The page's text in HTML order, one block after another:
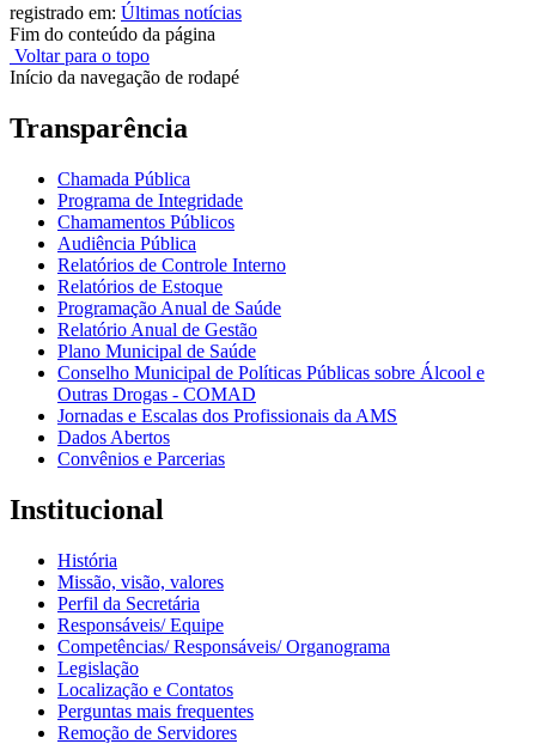
registrado em: Últimas notícias
Fim do conteúdo da página
Voltar para o topo
Início da navegação de rodapé
Transparência
Chamada Pública
Programa de Integridade
Chamamentos Públicos
Audiência Pública
Relatórios de Controle Interno
Relatórios de Estoque
Programação Anual de Saúde
Relatório Anual de Gestão
Plano Municipal de Saúde
Conselho Municipal de Políticas Públicas sobre Álcool e
Outras Drogas - COMAD
Jornadas e Escalas dos Profissionais da AMS
Dados Abertos
Convênios e Parcerias
Institucional
História
Missão, visão, valores
Perfil da Secretária
Responsáveis/ Equipe
Competências/ Responsáveis/ Organograma
Legislação
Localização e Contatos
Perguntas mais frequentes
Remoção de Servidores